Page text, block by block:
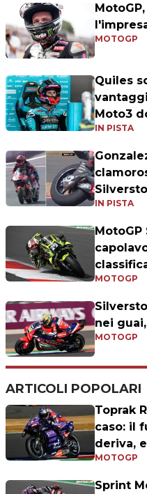
MOTOGP
Quiles
Moto3
IN PISTA
IN PISTA
MOTOGP
nei
MOTOGP
ARTICOLI POPOLARI
Toprak
caso: il
deriva,
MOTOGP
Sprint